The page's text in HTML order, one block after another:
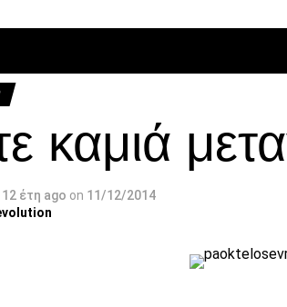
καμιά
12 έτη ago on 11/12/2014